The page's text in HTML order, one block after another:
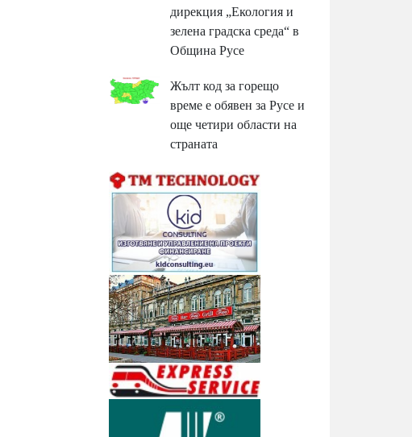
дирекция „Екология и
зелена градска среда“ в
Община Русе
Жълт код за горещо
време е обявен за Русе и
още четири области на
страната